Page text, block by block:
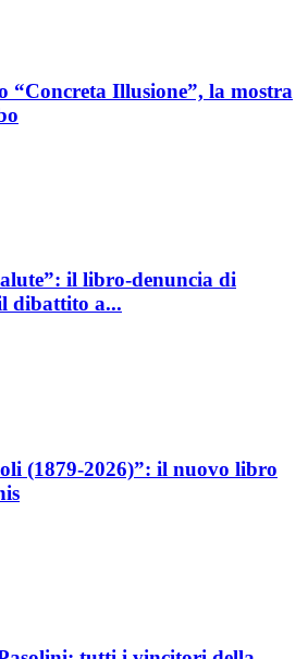
“Concreta Illusione”, la mostra
il libro-denuncia di
dibattito a...
(1879-2026)”: il nuovo libro